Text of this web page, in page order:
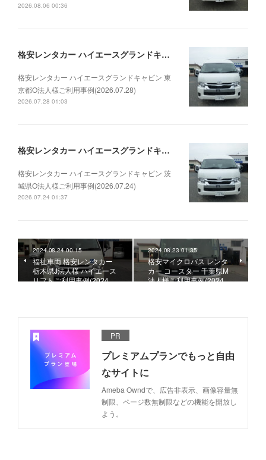
2026.08.06 00:36
格安レンタカー ハイエースグランドキャビン 東京都O法人様ご利用事例(2026.07.28)
格安レンタカー ハイエースグランドキャビン 東
京都O法人様ご利用事例(2026.07.28)
2026.07.28 01:03
格安レンタカー ハイエースグランドキャビン 茨城県O法人様ご利用事例(2026.07.24)
格安レンタカー ハイエースグランドキャビン 茨
城県O法人様ご利用事例(2026.07.24)
2026.07.24 01:37
2024.08.24 00:15
福祉車両 格安レンタカー
栃木県J法人様 ハイエース
リフトご利用事例(2024.…
2024.08.23 01:35
格安マイクロバス レンタ
カー コースター 千葉県M
法人様ご利用事例(2024.…
PR
プレミアムプランでもっと自由
なサイトに
Ameba Owndで、広告非表示、画像容量無
制限、ページ数無制限などの機能を開放し
よう。